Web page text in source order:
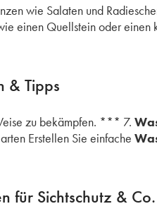
wie Salaten und
einen Quellstein oder einen
& Tipps
zu bekämpfen. *** 7.
Erstellen Sie einfache
für Sichtschutz & Co.